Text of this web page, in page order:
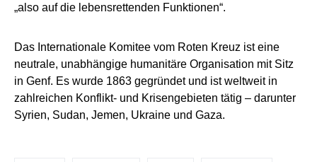
„also auf die lebensrettenden Funktionen“.
Das Internationale Komitee vom Roten Kreuz ist eine
neutrale, unabhängige humanitäre Organisation mit Sitz
in Genf. Es wurde 1863 gegründet und ist weltweit in
zahlreichen Konflikt- und Krisengebieten tätig – darunter
Syrien, Sudan, Jemen, Ukraine und Gaza.